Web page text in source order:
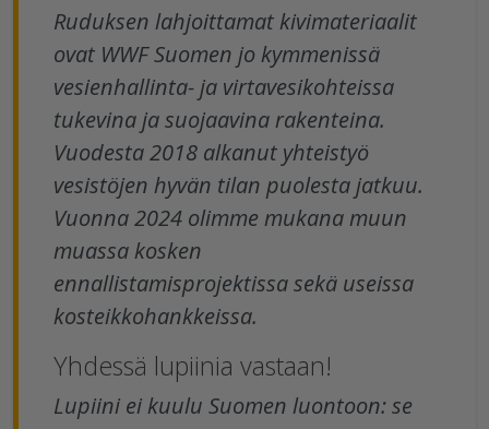
Ruduksen lahjoittamat kivimateriaalit
ovat WWF Suomen jo kymmenissä
vesienhallinta- ja virtavesikohteissa
tukevina ja suojaavina rakenteina.
Vuodesta 2018 alkanut yhteistyö
vesistöjen hyvän tilan puolesta jatkuu.
Vuonna 2024 olimme mukana muun
muassa kosken
ennallistamisprojektissa sekä useissa
kosteikkohankkeissa.
Yhdessä lupiinia vastaan!
Lupiini ei kuulu Suomen luontoon: se